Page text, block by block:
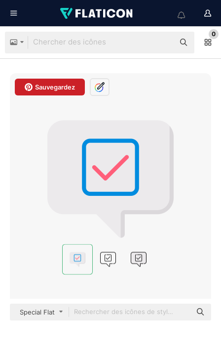
0
Sauvegardez
Special Flat